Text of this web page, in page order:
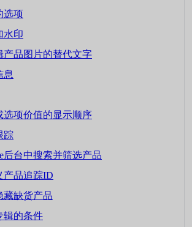
选项
水印
产品图片的替代文字
息
选项价值的显示顺序
踪
后台中搜索并筛选产品
产品追踪ID
藏缺货产品
辑的条件